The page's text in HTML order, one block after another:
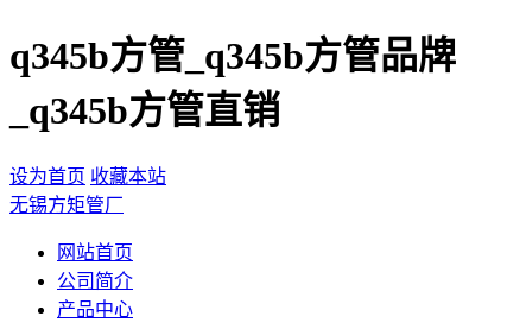
q345b方管_q345b方管品牌
_q345b方管直销
设为首页 收藏本站
无锡方矩管厂
网站首页
公司简介
产品中心